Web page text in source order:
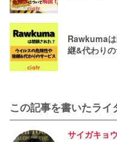
Rawkuma
継&代わり
この記事を書いたライ
サイガキョ